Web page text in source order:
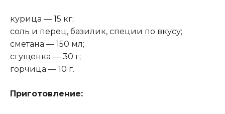
курица — 15 кг;
соль и перец, базилик, специи по вкусу;
сметана — 150 мл;
сгущенка — 30 г;
горчица — 10 г.
Приготовление: